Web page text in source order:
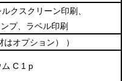
クスクリーン印刷、
プ、ラベル印刷
はオプション）
）
C 1 p